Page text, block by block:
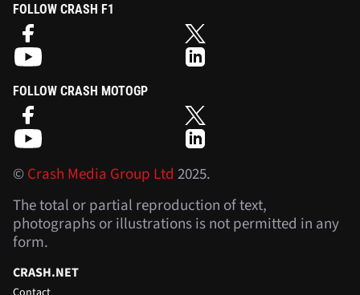
FOLLOW CRASH F1
FOLLOW CRASH MOTOGP
©Crash Media Group Ltd 2025.
The total or partial reproduction of text,
photographs or illustrations is not permitted in any
form.
CRASH.NET